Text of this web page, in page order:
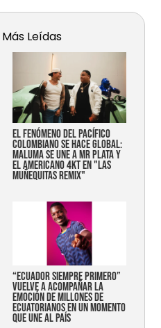
Más Leídas
EL FENÓMENO DEL PACÍFICO
COLOMBIANO SE HACE GLOBAL:
MALUMA SE UNE A MR PLATA Y
EL AMERICANO 4KT EN "LAS
MUÑEQUITAS REMIX"
“Ecuador siempre primero”
vuelve a acompañar la
emoción de millones de
ecuatorianos en un momento
que une al país